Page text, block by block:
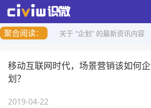
聚合阅读：
关于 “企划” 的最新资讯内容
移动互联网时代，场景营销该如何企
划？
2019-04-22